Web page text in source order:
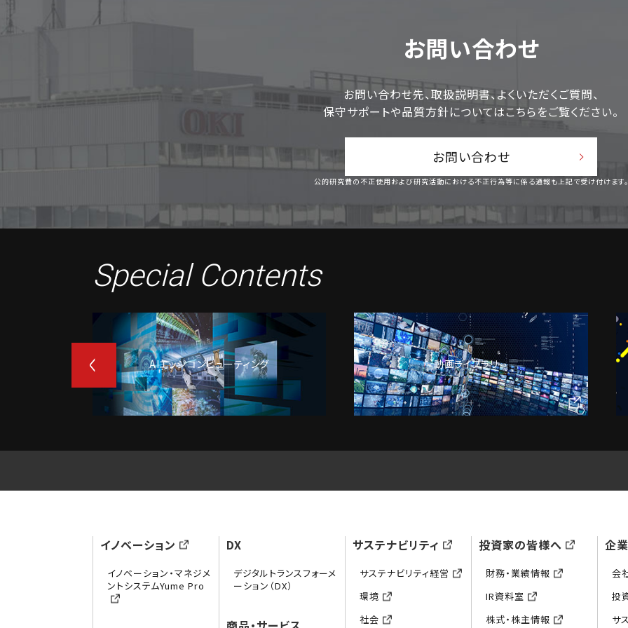
お問い合わせ
お問い合わせ先、取扱説明書、よくいただくご質問、
保守サポートや品質方針についてはこちらをご覧ください。
お問い合わせ
公的研究費の不正使用および研究活動における不正行為等に係る通報も上記で受け付けます。
Special Contents
AIエッジコンピューティング 動画ライブラリー
イノベーション
イノベーション・マネジメ
ントシステムYume Pro
DX
デジタルトランスフォーメ
ーション（DX）
サステナビリティ
サステナビリティ経営
環境
社会
投資家の皆様へ
財務・業績情報
IR資料室
株式・株主情報
企
会
投
サ